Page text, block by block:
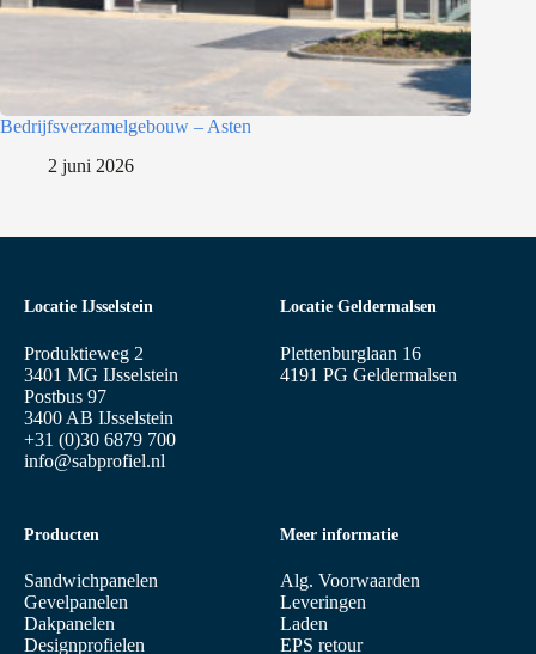
Bedrijfsverzamelgebouw – Asten
2 juni 2026
Locatie IJsselstein
Produktieweg 2
3401 MG IJsselstein
Postbus 97
3400 AB IJsselstein
+31 (0)30 6879 700
info@sabprofiel.nl
Producten
Sandwichpanelen
Gevelpanelen
Dakpanelen
Designprofielen
Meer informatie
Alg. Voorwaarden
Leveringen
Laden
EPS retour
Locatie Geldermalsen
Plettenburglaan 16
4191 PG Geldermalsen